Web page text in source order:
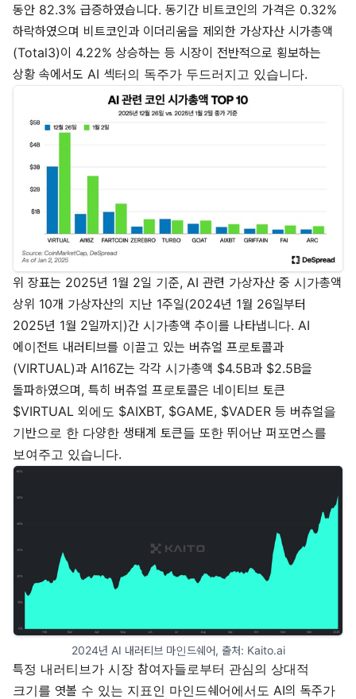
동안 82.3% 급증하였습니다. 동기간 비트코인의 가격은 0.32%
하락하였으며 비트코인과 이더리움을 제외한 가상자산 시가총액
(Total3)이 4.22% 상승하는 등 시장이 전반적으로 횡보하는
상황 속에서도 AI 섹터의 독주가 두드러지고 있습니다.
위 장표는 2025년 1월 2일 기준, AI 관련 가상자산 중 시가총액
상위 10개 가상자산의 지난 1주일(2024년 1월 26일부터
2025년 1월 2일까지)간 시가총액 추이를 나타냅니다. AI
에이전트 내러티브를 이끌고 있는 버츄얼 프로토콜과
(VIRTUAL)과 AI16Z는 각각 시가총액 $4.5B과 $2.5B을
돌파하였으며, 특히 버츄얼 프로토콜은 네이티브 토큰
$VIRTUAL 외에도 $AIXBT, $GAME, $VADER 등 버츄얼을
기반으로 한 다양한 생태계 토큰들 또한 뛰어난 퍼포먼스를
보여주고 있습니다.
2024년 AI 내러티브 마인드쉐어, 출처: Kaito.ai
특정 내러티브가 시장 참여자들로부터 관심의 상대적
크기를 엿볼 수 있는 지표인 마인드쉐어에서도 AI의 독주가